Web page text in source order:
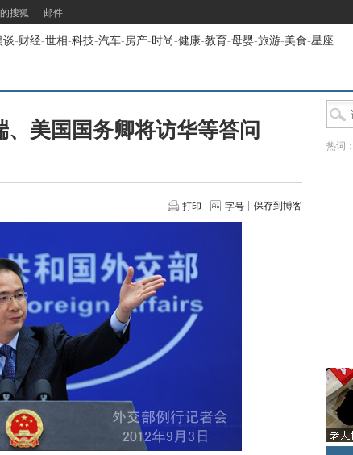
搜狐 邮件
谈-财经-世相-科技-汽车-房产-时尚-健康-教育-母婴-旅游-美食-星座
美国国务卿将访华等答问
打印 字号 保存到博客
热词：